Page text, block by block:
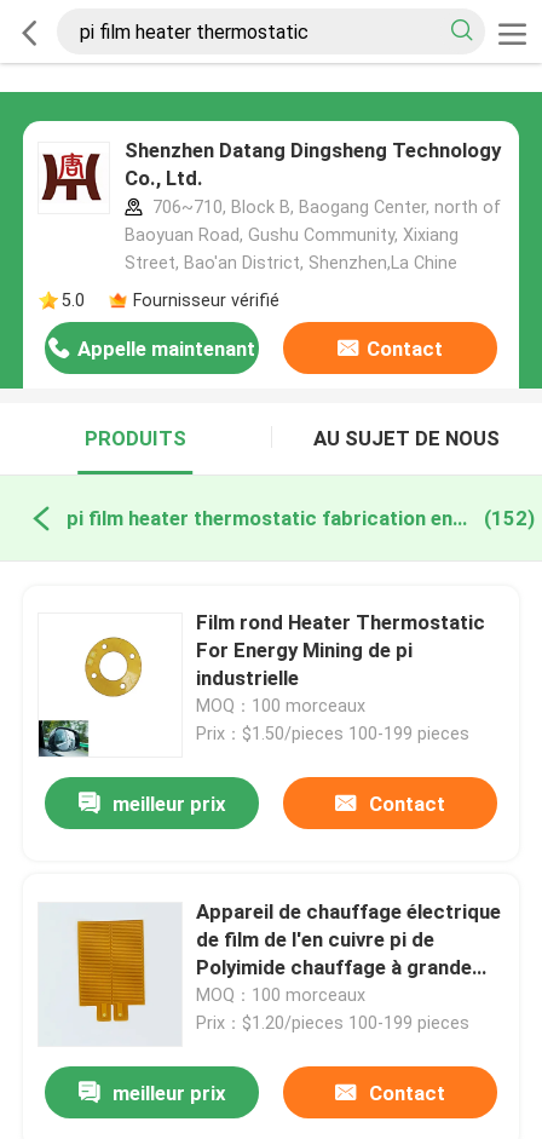
Shenzhen Datang Dingsheng Technology
Co., Ltd.
706~710, Block B, Baogang Center, north of
Baoyuan Road, Gushu Community, Xixiang
Street, Bao'an District, Shenzhen,La Chine
5.0
Fournisseur vérifié
Appelle maintenant Contact
PRODUITS AU SUJET DE NOUS
pi film heater thermostatic fabrication en ligne (152)
Film rond Heater Thermostatic
For Energy Mining de pi
industrielle
MOQ：100 morceaux
Prix：$1.50/pieces 100-199 pieces
meilleur prix Contact
Appareil de chauffage électrique
de film de l'en cuivre pi de
Polyimide chauffage à grande
vitesse de 0.1mm - de 1mm
MOQ：100 morceaux
Prix：$1.20/pieces 100-199 pieces
meilleur prix Contact